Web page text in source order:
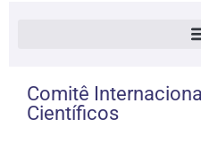
Comitê
Científicos